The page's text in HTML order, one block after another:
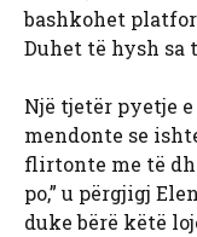
bashkohet
Duhet të hysh sa
Një tjetër pyetje
mendonte se
flirtonte me të
po,” u përgjigj
duke bërë këtë